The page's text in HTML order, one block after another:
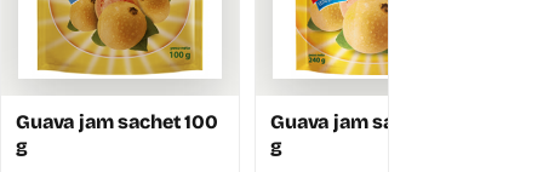
Guava jam sachet 100
g
Guava jam sachet 240
g